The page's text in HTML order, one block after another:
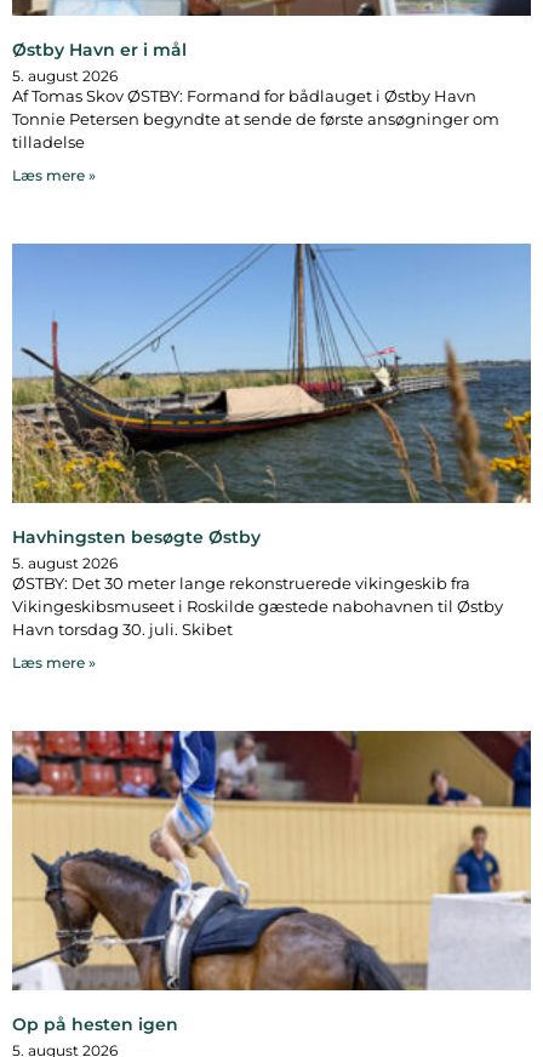
Østby Havn er i mål
5. august 2026
Af Tomas Skov ØSTBY: Formand for bådlauget i Østby Havn
Tonnie Petersen begyndte at sende de første ansøgninger om
tilladelse
Læs mere »
Havhingsten besøgte Østby
5. august 2026
ØSTBY: Det 30 meter lange rekonstruerede vikingeskib fra
Vikingeskibsmuseet i Roskilde gæstede nabohavnen til Østby
Havn torsdag 30. juli. Skibet
Læs mere »
Op på hesten igen
5. august 2026